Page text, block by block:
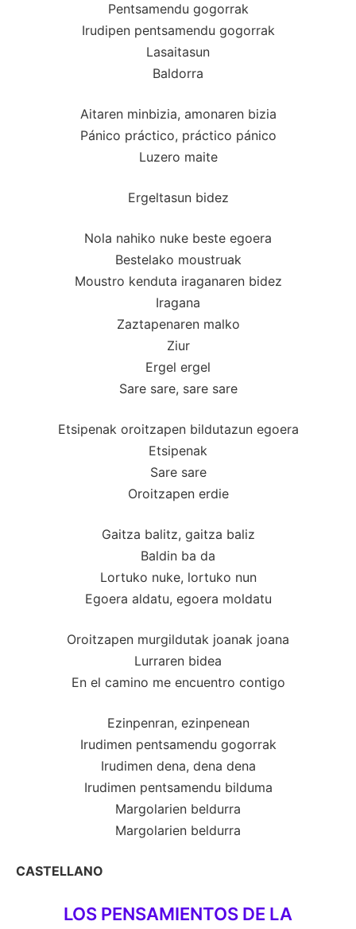
Pentsamendu gogorrak
Irudipen pentsamendu gogorrak
Lasaitasun
Baldorra
Aitaren minbizia, amonaren bizia
Pánico práctico, práctico pánico
Luzero maite
Ergeltasun bidez
Nola nahiko nuke beste egoera
Bestelako moustruak
Moustro kenduta iraganaren bidez
Iragana
Zaztapenaren malko
Ziur
Ergel ergel
Sare sare, sare sare
Etsipenak oroitzapen bildutazun egoera
Etsipenak
Sare sare
Oroitzapen erdie
Gaitza balitz, gaitza baliz
Baldin ba da
Lortuko nuke, lortuko nun
Egoera aldatu, egoera moldatu
Oroitzapen murgildutak joanak joana
Lurraren bidea
En el camino me encuentro contigo
Ezinpenran, ezinpenean
Irudimen pentsamendu gogorrak
Irudimen dena, dena dena
Irudimen pentsamendu bilduma
Margolarien beldurra
Margolarien beldurra
CASTELLANO
LOS PENSAMIENTOS DE LA